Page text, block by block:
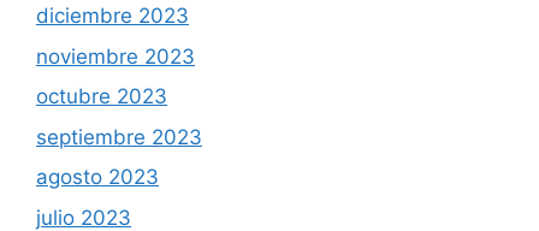
diciembre 2023
noviembre 2023
octubre 2023
septiembre 2023
agosto 2023
julio 2023